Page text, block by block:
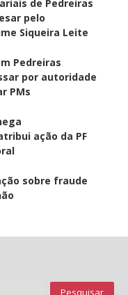
de Pedreiras
pelo
Siqueira Leite
Pedreiras
por autoridade
PMs
ação da PF
sobre fraude